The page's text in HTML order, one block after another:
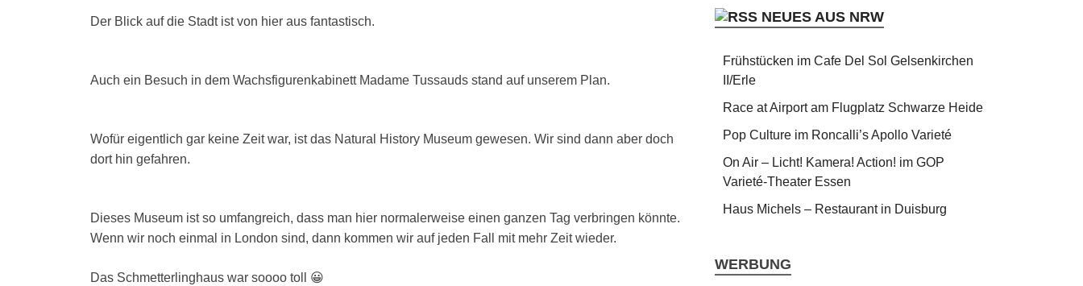
Der Blick auf die Stadt ist von hier aus fantastisch.
Auch ein Besuch in dem Wachsfigurenkabinett Madame Tussauds stand auf unserem Plan.
Wofür eigentlich gar keine Zeit war, ist das Natural History Museum gewesen. Wir sind dann aber doch
dort hin gefahren.
Dieses Museum ist so umfangreich, dass man hier normalerweise einen ganzen Tag verbringen könnte.
Wenn wir noch einmal in London sind, dann kommen wir auf jeden Fall mit mehr Zeit wieder.
Das Schmetterlinghaus war soooo toll 😀
NEUES AUS NRW
Frühstücken im Cafe Del Sol Gelsenkirchen
II/Erle
Race at Airport am Flugplatz Schwarze Heide
Pop Culture im Roncalli’s Apollo Varieté
On Air – Licht! Kamera! Action! im GOP
Varieté-Theater Essen
Haus Michels – Restaurant in Duisburg
WERBUNG